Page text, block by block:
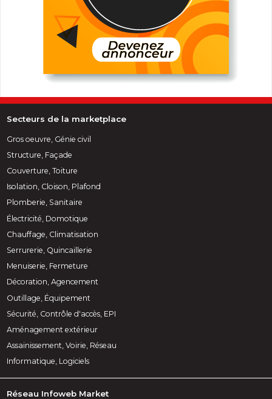
Secteurs de la marketplace
Gros oeuvre, Génie civil
Structure, Façade
Couverture, Toiture
Isolation, Cloison, Plafond
Plomberie, Sanitaire
Électricité, Domotique
Chauffage, Climatisation
Serrurerie, Quincaillerie
Menuiserie, Fermeture
Décoration, Agencement
Outillage, Équipement
Sécurité, Contrôle d'accès, EPI
Aménagement extérieur
Assainissement, Voirie, Réseau
Informatique, Logiciels
Réseau Infoweb Market